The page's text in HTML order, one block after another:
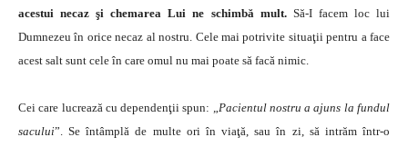
acestui necaz şi chemarea Lui ne schimbă mult.Să-I facem loc lui
Dumnezeu în orice necaz al nostru. Cele mai potrivite situaţii pentru a face
acest salt sunt cele în care omul nu mai poate să facă nimic.
Cei care lucrează cu dependenţii spun: „Pacientul nostru a ajuns la fundul
sacului”. Se întâmplă de multe ori în viaţă, sau în zi, să intrăm într-o